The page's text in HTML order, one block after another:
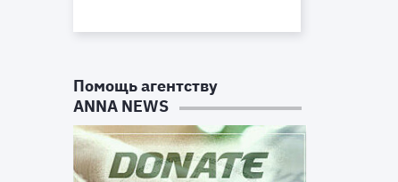
Помощь агентству
ANNA NEWS